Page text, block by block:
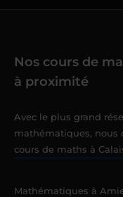
Nos cours de
à proximité
Avec le plus grand
mathématiques, nous
cours de maths à
Mathématiques à